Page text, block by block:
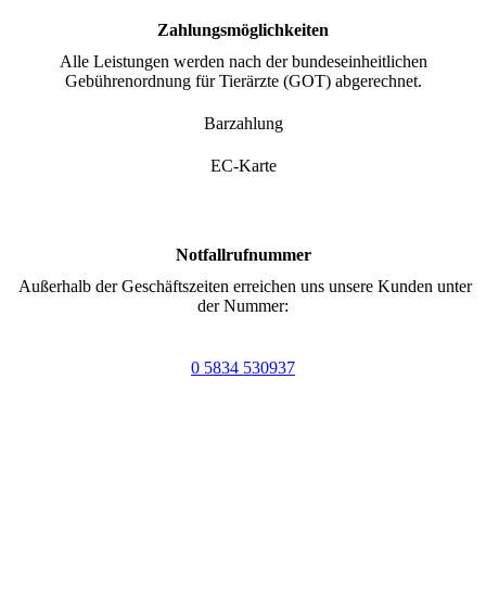
Zahlungsmöglichkeiten
Alle Leistungen werden nach der bun­des­ein­heit­lich­en
Gebührenordnung für Tierärzte (GOT) abgerechnet.
Barzahlung
EC-Karte
Notfallrufnummer
Außerhalb der Geschäftszeiten erreichen uns unsere Kunden unter
der Nummer:
0 5834 530937